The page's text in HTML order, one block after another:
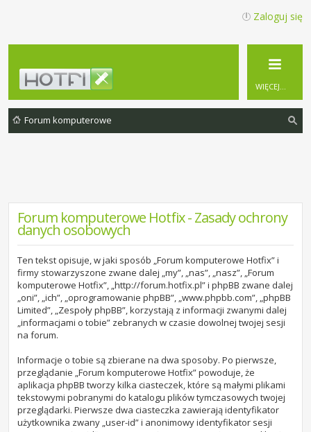
Zaloguj się
WIĘCEJ…
Forum komputerowe
Forum komputerowe Hotfix - Zasady ochrony
danych osobowych
Ten tekst opisuje, w jaki sposób „Forum komputerowe Hotfix” i
firmy stowarzyszone zwane dalej „my”, „nas”, „nasz”, „Forum
komputerowe Hotfix”, „http://forum.hotfix.pl” i phpBB zwane dalej
„oni”, „ich”, „oprogramowanie phpBB”, „www.phpbb.com”, „phpBB
Limited”, „Zespoły phpBB”, korzystają z informacji zwanymi dalej
„informacjami o tobie” zebranych w czasie dowolnej twojej sesji
na forum.
Informacje o tobie są zbierane na dwa sposoby. Po pierwsze,
przeglądanie „Forum komputerowe Hotfix” powoduje, że
aplikacja phpBB tworzy kilka ciasteczek, które są małymi plikami
tekstowymi pobranymi do katalogu plików tymczasowych twojej
przeglądarki. Pierwsze dwa ciasteczka zawierają identyfikator
użytkownika zwany „user-id” i anonimowy identyfikator sesji